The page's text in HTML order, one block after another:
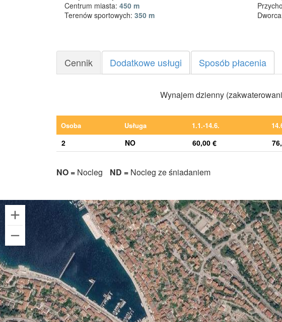
Centrum miasta: 450 m
Terenów sportowych: 350 m
Cennik Dodatkowe usługi Sposób płacenia
Wynajem dzienny
Osoba Usługa 1.1.-14.6.
2 NO 60,00 €
NO = Nocleg ND = Nocleg ze śniadaniem